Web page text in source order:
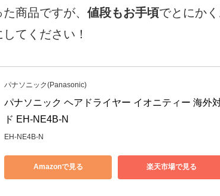
商品ですが、 値段もお手頃でとにか
てください！
パナソニック(Panasonic)
パナソニック ヘアドライヤー イオニティー 海外
ド EH-NE4B-N
EH-NE4B-N
Amazonで見る 楽天市場で見る